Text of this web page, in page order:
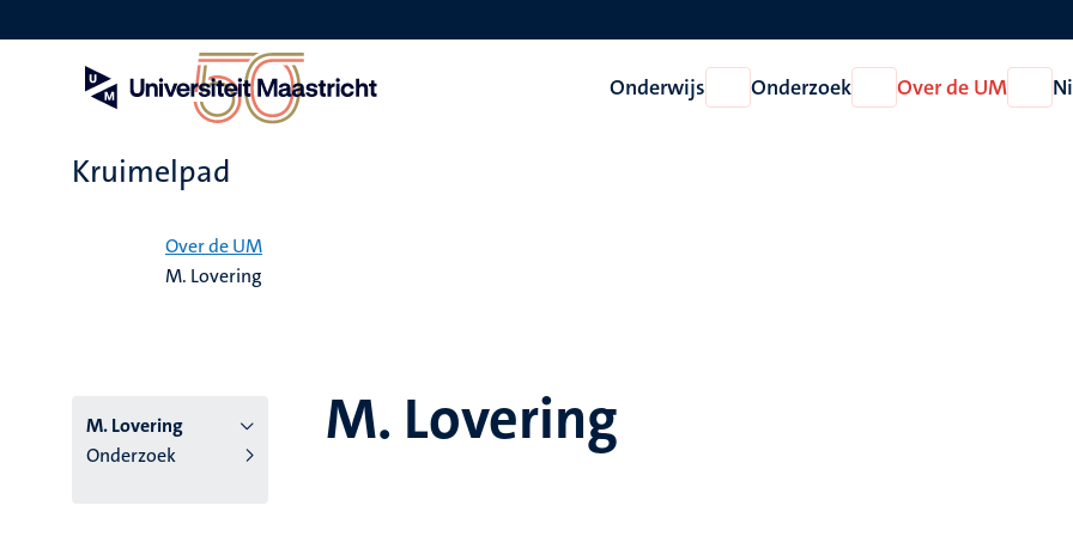
en
Onderwijs
Open
Onderwijs
Onderzoek
Open
Onderzoek
Over de UM
Open
Over
Kruimelpad
Over de UM
M. Lovering
M. Lovering
Onderzoek
M. Lovering